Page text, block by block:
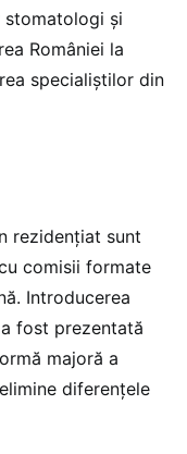
stomatologi și
României la
specialiștilor din
rezidențiat sunt
comisii formate
Introducerea
fost prezentată
majoră a
diferențele